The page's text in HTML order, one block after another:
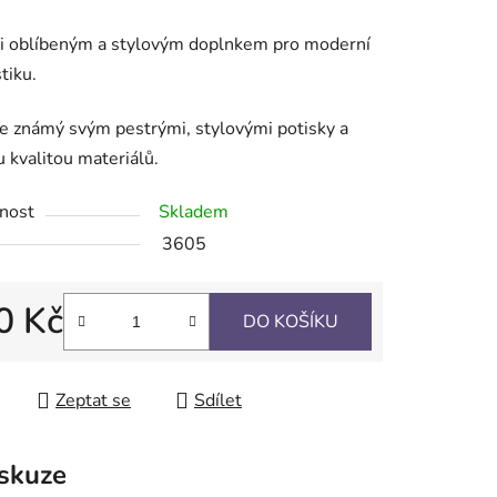
oblíbeným a stylovým doplnkem pro moderní
známý svým pestrými, stylovými potisky a
kvalitou materiálů.
Skladem
3605
Kč DO KOŠÍKU
Zeptat se Sdílet